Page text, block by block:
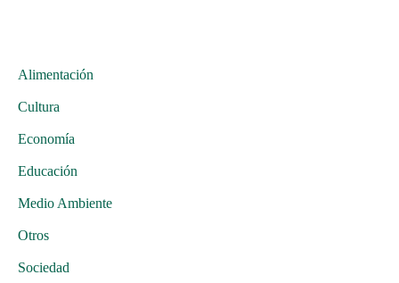
Alimentación
Cultura
Economía
Educación
Medio Ambiente
Otros
Sociedad